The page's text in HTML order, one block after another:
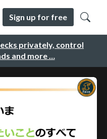
privately, control
and more …
Sign up for free